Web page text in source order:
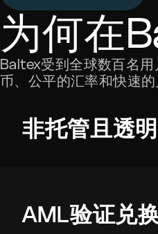
为何在
Baltex受到全球数百名
币、公平的汇率和快速
非托管且透明
AML验证兑